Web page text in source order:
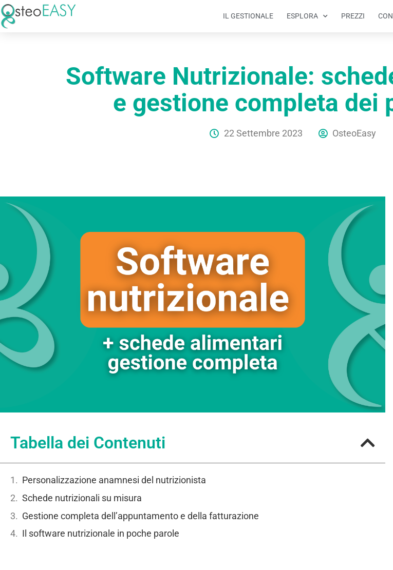
IL GESTIONALE ESPLORA PREZZI
Software Nutrizionale:
e gestione completa dei
22 Settembre 2023 OsteoEasy
Tabella dei Contenuti
Personalizzazione anamnesi del nutrizionista
Schede nutrizionali su misura
Gestione completa dell’appuntamento e della fatturazione
Il software nutrizionale in poche parole